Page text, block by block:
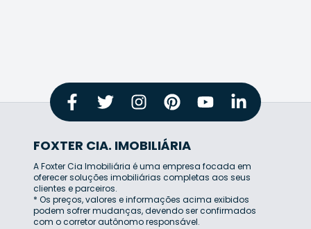
FOXTER CIA. IMOBILIÁRIA
A Foxter Cia Imobiliária é uma empresa focada em
oferecer soluções imobiliárias completas aos seus
clientes e parceiros.
* Os preços, valores e informações acima exibidos
podem sofrer mudanças, devendo ser confirmados
com o corretor autônomo responsável.